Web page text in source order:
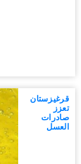
قرغيزستان
تعزز
صادرات
العسل